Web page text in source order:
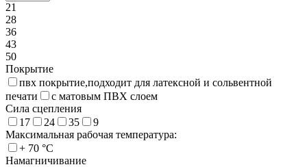
21
28
36
43
50
Покрытие
пвх покрытие,подходит для латексной и сольвентной
печати
с матовым ПВХ слоем
Сила сцепления
17
24 35
9
Максимальная рабочая температура:
+ 70 °C
Намагничивание